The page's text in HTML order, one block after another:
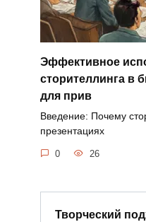
Эффективное
сторителлинга в
для прив
Введение: Почему
презентациях
0 26
Творческий